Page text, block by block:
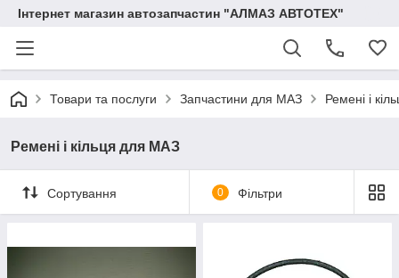
Інтернет магазин автозапчастин "АЛМАЗ АВТОТЕХ"
Товари та послуги Запчастини для МАЗ Ремені і
Ремені і кільця для МАЗ
Сортування 0 Фільтри